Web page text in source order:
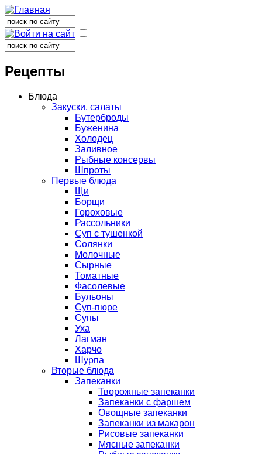
Форма поиска
Поиск
Поиск
Рецепты
Блюда
Закуски, салаты
Бутерброды
Буженина
Холодец
Заливное
Рыбные консервы
Шпроты
Первые блюда
Щи
Борщи
Гороховые
Рассольники
Суп с тушенкой
Солянки
Молочные
Сырные
Томатные
Фасолевые
Бульоны
Суп-пюре
Супы
Уха
Лагман
Харчо
Шурпа
Вторые блюда
Запеканки
Творожные запеканки
Запеканки с фаршем
Овощные запеканки
Запеканки из макарон
Рисовые запеканки
Мясные запеканки